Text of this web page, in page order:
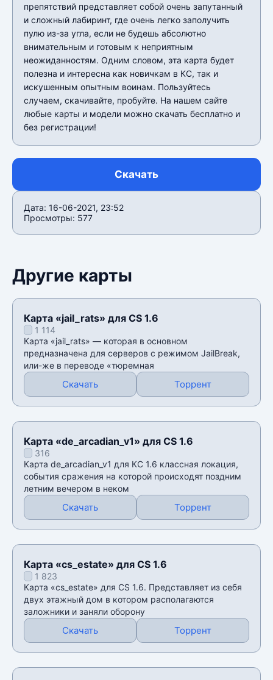
препятствий представляет собой очень запутанный
и сложный лабиринт, где очень легко заполучить
пулю из-за угла, если не будешь абсолютно
внимательным и готовым к неприятным
неожиданностям. Одним словом, эта карта будет
полезна и интересна как новичкам в КС, так и
искушенным опытным воинам. Пользуйтесь
случаем, скачивайте, пробуйте. На нашем сайте
любые карты и модели можно скачать бесплатно и
без регистрации!
Скачать
Дата: 16-06-2021, 23:52
Просмотры: 577
Другие карты
Карта «jail_rats» для CS 1.6
1 114
Карта «jail_rats» — которая в основном
предназначена для серверов с режимом JailBreak,
или-же в переводе «тюремная
Скачать Торрент
Карта «de_arcadian_v1» для CS 1.6
316
Карта de_arcadian_v1 для КС 1.6 классная локация,
события сражения на которой происходят поздним
летним вечером в неком
Скачать Торрент
Карта «cs_estate» для CS 1.6
1 823
Карта «cs_estate» для CS 1.6. Представляет из себя
двух этажный дом в котором располагаются
заложники и заняли оборону
Скачать Торрент